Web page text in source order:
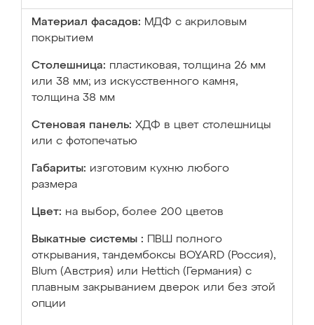
Материал фасадов: МДФ с акриловым
покрытием
Столешница: пластиковая, толщина 26 мм
или 38 мм; из искусственного камня,
толщина 38 мм
Стеновая панель: ХДФ в цвет столешницы
или с фотопечатью
Габариты: изготовим кухню любого
размера
Цвет: на выбор, более 200 цветов
Выкатные системы :
ПВШ полного
открывания, тандембоксы BOYARD (Россия),
Blum (Австрия) или Hettich (Германия) с
плавным закрыванием дверок или без этой
опции